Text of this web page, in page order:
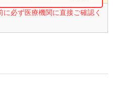
必ず医療機関に直接ご確認く